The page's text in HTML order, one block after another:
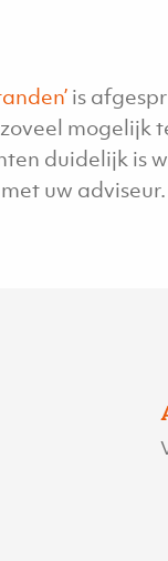
is
mogelijk
duidelijk is
uw adviseur.